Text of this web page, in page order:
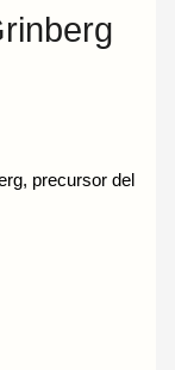
precursor del